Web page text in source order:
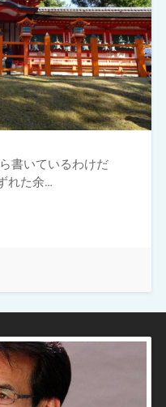
いているわけだ
れた余…